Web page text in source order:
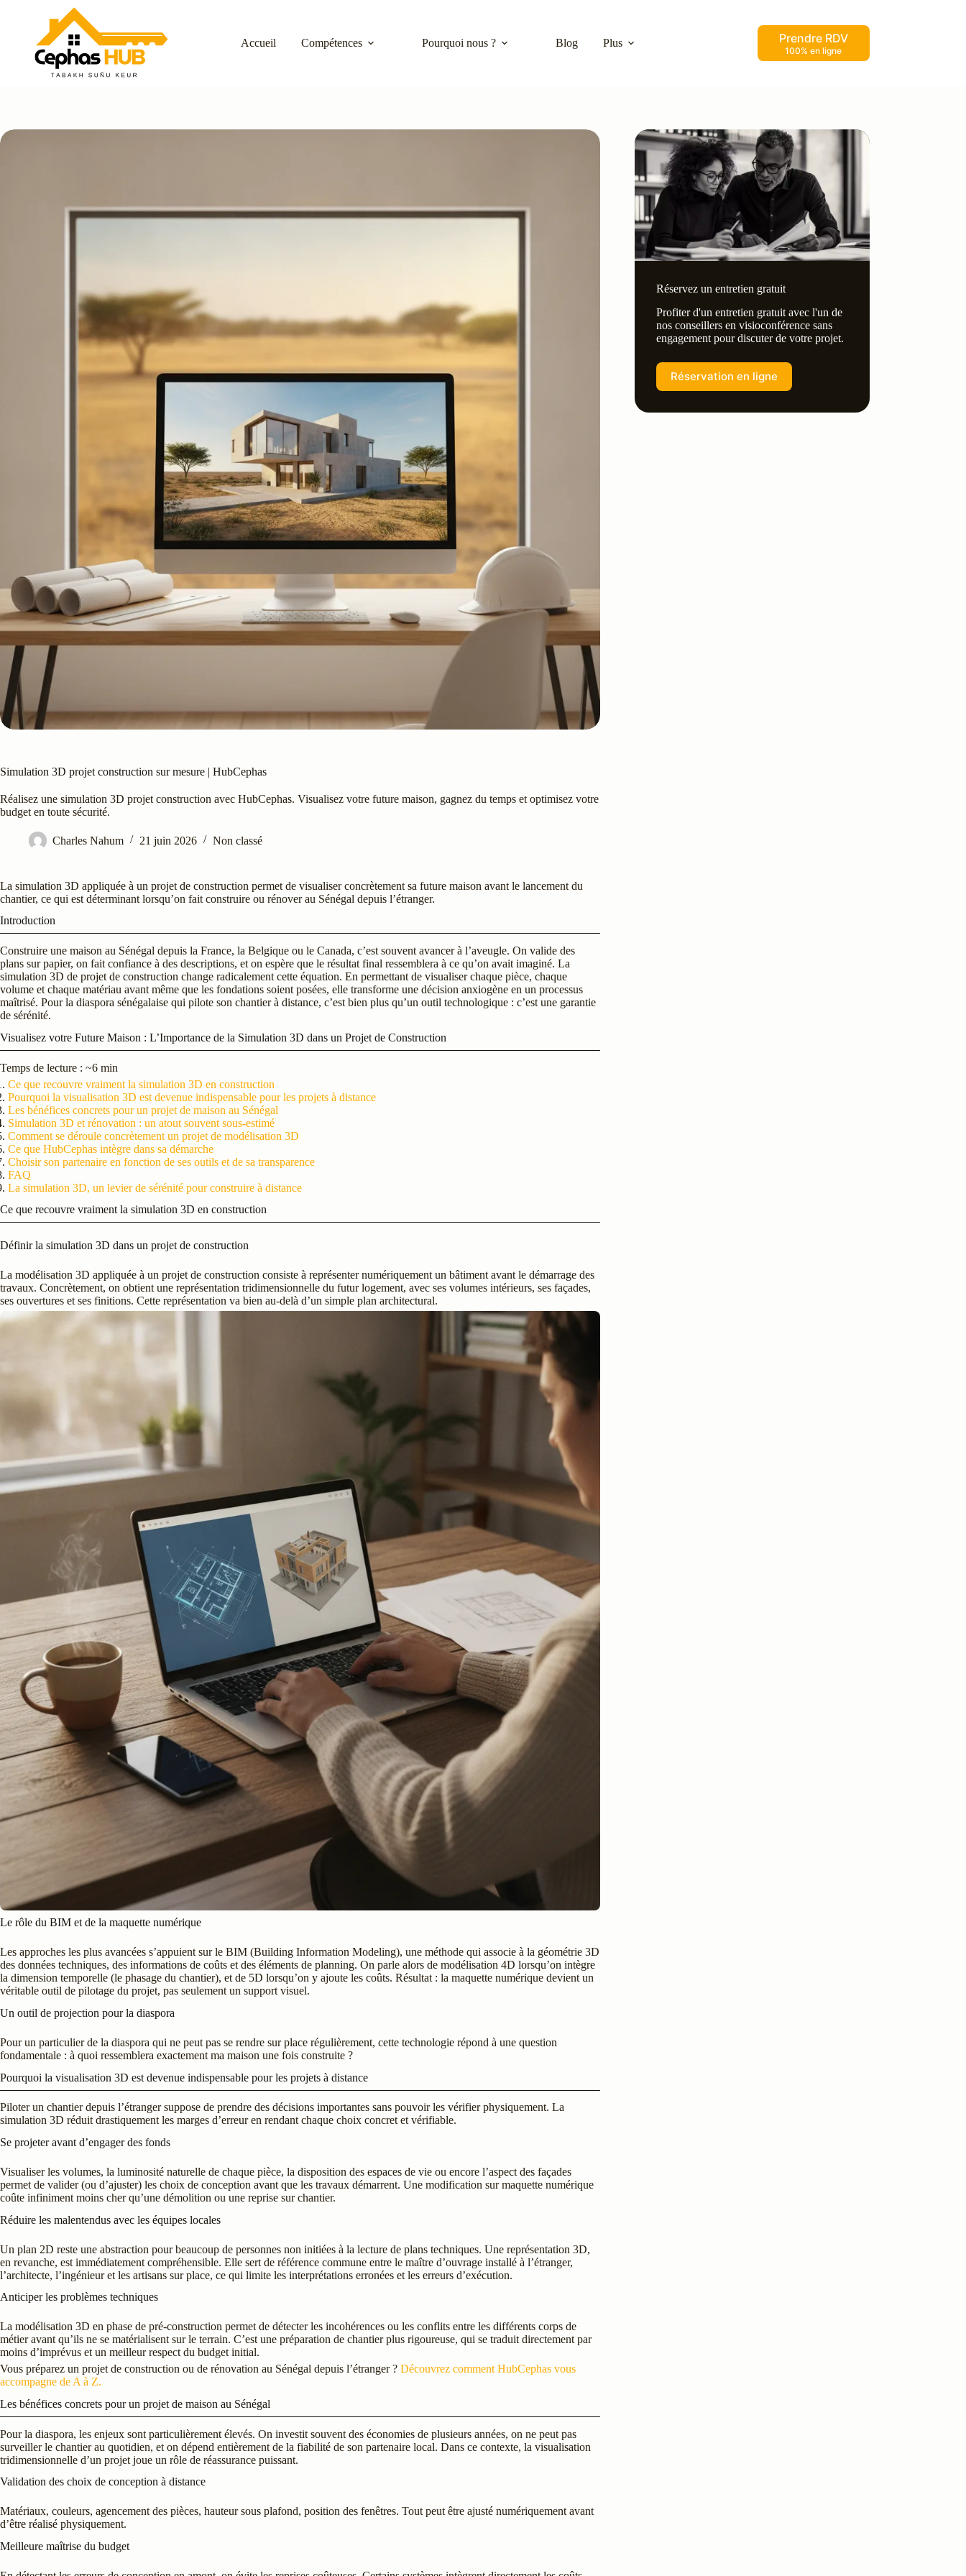
Accueil
Compétences Pourquoi nous ? Blog Plus Prendre RDV
100% en ligne
Simulation 3D projet construction sur mesure | HubCephas
Réalisez une simulation 3D projet construction avec HubCephas. Visualisez votre future maison, gagnez du temps et optimisez votre
budget en toute sécurité.
Charles Nahum 21 juin 2026 Non classé
La simulation 3D appliquée à un projet de construction permet de visualiser concrètement sa future maison avant le lancement du
chantier, ce qui est déterminant lorsqu’on fait construire ou rénover au Sénégal depuis l’étranger.
Introduction
Construire une maison au Sénégal depuis la France, la Belgique ou le Canada, c’est souvent avancer à l’aveugle. On valide des
plans sur papier, on fait confiance à des descriptions, et on espère que le résultat final ressemblera à ce qu’on avait imaginé. La
simulation 3D de projet de construction change radicalement cette équation. En permettant de visualiser chaque pièce, chaque
volume et chaque matériau avant même que les fondations soient posées, elle transforme une décision anxiogène en un processus
maîtrisé. Pour la diaspora sénégalaise qui pilote son chantier à distance, c’est bien plus qu’un outil technologique : c’est une garantie
de sérénité.
Visualisez votre Future Maison : L’Importance de la Simulation 3D dans un Projet de Construction
Temps de lecture : ~6 min
Ce que recouvre vraiment la simulation 3D en construction
Pourquoi la visualisation 3D est devenue indispensable pour les projets à distance
Les bénéfices concrets pour un projet de maison au Sénégal
Simulation 3D et rénovation : un atout souvent sous-estimé
Comment se déroule concrètement un projet de modélisation 3D
Ce que HubCephas intègre dans sa démarche
Choisir son partenaire en fonction de ses outils et de sa transparence
FAQ
La simulation 3D, un levier de sérénité pour construire à distance
Ce que recouvre vraiment la simulation 3D en construction
Définir la simulation 3D dans un projet de construction
La modélisation 3D appliquée à un projet de construction consiste à représenter numériquement un bâtiment avant le démarrage des
travaux. Concrètement, on obtient une représentation tridimensionnelle du futur logement, avec ses volumes intérieurs, ses façades,
ses ouvertures et ses finitions. Cette représentation va bien au-delà d’un simple plan architectural.
Le rôle du BIM et de la maquette numérique
Les approches les plus avancées s’appuient sur le BIM (Building Information Modeling), une méthode qui associe à la géométrie 3D
des données techniques, des informations de coûts et des éléments de planning. On parle alors de modélisation 4D lorsqu’on intègre
la dimension temporelle (le phasage du chantier), et de 5D lorsqu’on y ajoute les coûts. Résultat : la maquette numérique devient un
véritable outil de pilotage du projet, pas seulement un support visuel.
Un outil de projection pour la diaspora
Pour un particulier de la diaspora qui ne peut pas se rendre sur place régulièrement, cette technologie répond à une question
fondamentale : à quoi ressemblera exactement ma maison une fois construite ?
Pourquoi la visualisation 3D est devenue indispensable pour les projets à distance
Piloter un chantier depuis l’étranger suppose de prendre des décisions importantes sans pouvoir les vérifier physiquement. La
simulation 3D réduit drastiquement les marges d’erreur en rendant chaque choix concret et vérifiable.
Se projeter avant d’engager des fonds
Visualiser les volumes, la luminosité naturelle de chaque pièce, la disposition des espaces de vie ou encore l’aspect des façades
permet de valider (ou d’ajuster) les choix de conception avant que les travaux démarrent. Une modification sur maquette numérique
coûte infiniment moins cher qu’une démolition ou une reprise sur chantier.
Réduire les malentendus avec les équipes locales
Un plan 2D reste une abstraction pour beaucoup de personnes non initiées à la lecture de plans techniques. Une représentation 3D,
en revanche, est immédiatement compréhensible. Elle sert de référence commune entre le maître d’ouvrage installé à l’étranger,
l’architecte, l’ingénieur et les artisans sur place, ce qui limite les interprétations erronées et les erreurs d’exécution.
Anticiper les problèmes techniques
La modélisation 3D en phase de pré-construction permet de détecter les incohérences ou les conflits entre les différents corps de
métier avant qu’ils ne se matérialisent sur le terrain. C’est une préparation de chantier plus rigoureuse, qui se traduit directement par
moins d’imprévus et un meilleur respect du budget initial.
Vous préparez un projet de construction ou de rénovation au Sénégal depuis l’étranger ? Découvrez comment HubCephas vous
accompagne de A à Z.
Les bénéfices concrets pour un projet de maison au Sénégal
Pour la diaspora, les enjeux sont particulièrement élevés. On investit souvent des économies de plusieurs années, on ne peut pas
surveiller le chantier au quotidien, et on dépend entièrement de la fiabilité de son partenaire local. Dans ce contexte, la visualisation
tridimensionnelle d’un projet joue un rôle de réassurance puissant.
Validation des choix de conception à distance
Matériaux, couleurs, agencement des pièces, hauteur sous plafond, position des fenêtres. Tout peut être ajusté numériquement avant
d’être réalisé physiquement.
Meilleure maîtrise du budget
Réservez un entretien gratuit
Profiter d'un entretien gratuit avec l'un de
nos conseillers en visioconférence sans
engagement pour discuter de votre projet.
Réservation en ligne